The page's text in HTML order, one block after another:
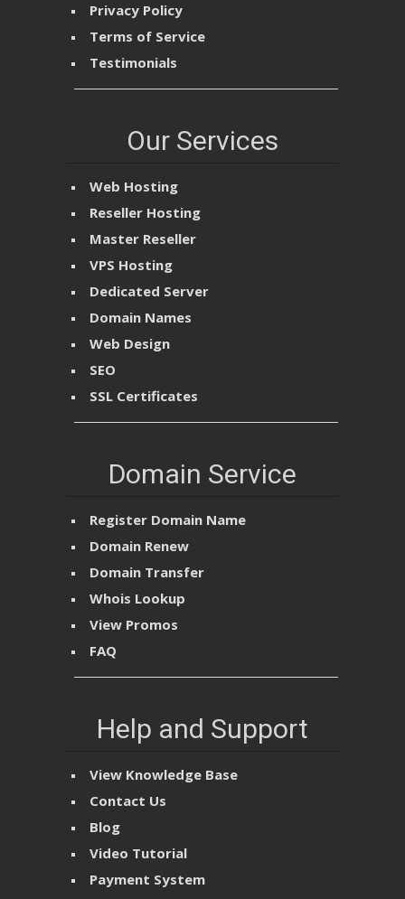
Privacy Policy
Terms of Service
Testimonials
Our Services
Web Hosting
Reseller Hosting
Master Reseller
VPS Hosting
Dedicated Server
Domain Names
Web Design
SEO
SSL Certificates
Domain Service
Register Domain Name
Domain Renew
Domain Transfer
Whois Lookup
View Promos
FAQ
Help and Support
View Knowledge Base
Contact Us
Blog
Video Tutorial
Payment System